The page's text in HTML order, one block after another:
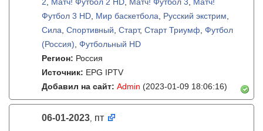
Футбол 3 HD Мир баскетбола Русский экстрим
Сила Спортивный Старт, Старт Триумф Футбол
(Россия) Футбольный HD
Регион: Россия
Источник: EPG IPTV
Добавил на сайт: Admin (2023-01-09 18:06:16)
06-01-2023, пт